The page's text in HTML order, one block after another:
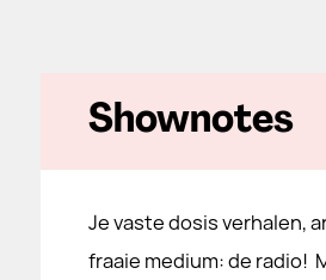
Shownotes
Je vaste dosis verhalen,
fraaie medium: de radio!